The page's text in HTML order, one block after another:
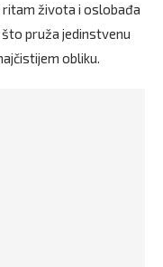
života i oslobađa
pruža jedinstvenu
obliku.